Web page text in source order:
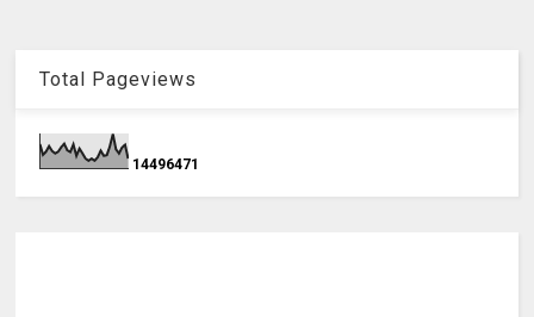
Total Pageviews
14496471